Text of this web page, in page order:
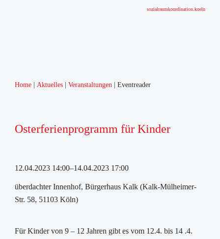
sozialraumkoordination.koeln
Home Aktuelles Veranstaltungen Eventreader
Osterferienprogramm für Kinder
12.04.2023 14:00–14.04.2023 17:00
überdachter Innenhof, Bürgerhaus Kalk (Kalk-Mülheimer-
Str. 58, 51103 Köln)
Für Kinder von 9 – 12 Jahren gibt es vom 12.4. bis 14 .4.